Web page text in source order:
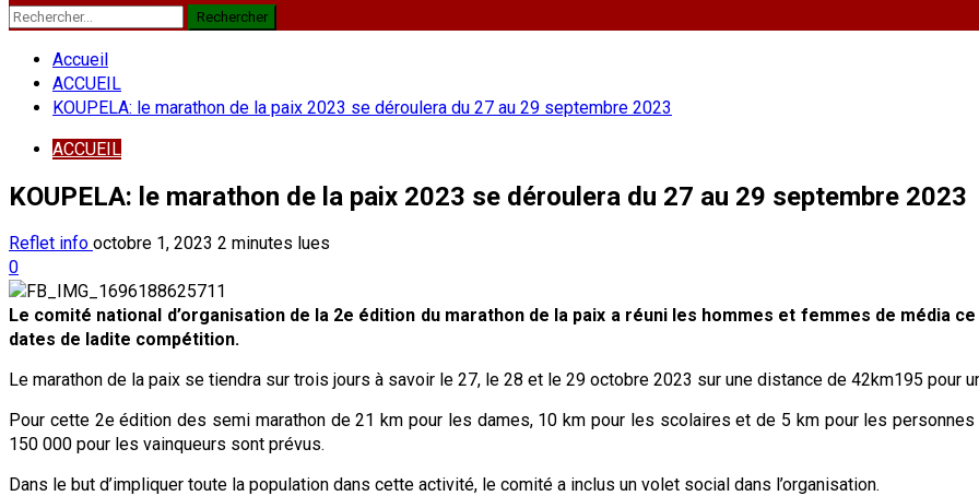
Rechercher :
Accueil
ACCUEIL
KOUPELA: le marathon de la paix 2023 se déroulera du 27 au 29 septembre 2023
ACCUEIL
KOUPELA: le marathon de la paix 2023 se déroulera du 27 au 29 septembre 2023
Reflet info octobre 1, 2023 2 minutes lues
0
Le comité national d’organisation de la 2e édition du marathon de la paix a réuni les hommes et femmes de média
dates de ladite compétition.
Le marathon de la paix se tiendra sur trois jours à savoir le 27, le 28 et le 29 octobre 2023 sur une distance de 42km195 pour
Pour cette 2e édition des semi marathon de 21 km pour les dames, 10 km pour les scolaires et de 5 km pour les
150 000 pour les vainqueurs sont prévus.
Dans le but d’impliquer toute la population dans cette activité, le comité a inclus un volet social dans l’organisation.